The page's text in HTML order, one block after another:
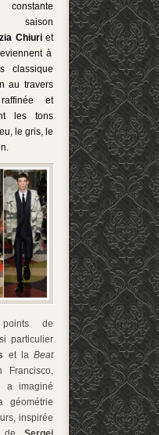
saison
Chiuriet
à
classique
au travers
et
les tons
le gris, le
points de
particulier
et laBeat
a imaginé
géométrie
inspirée